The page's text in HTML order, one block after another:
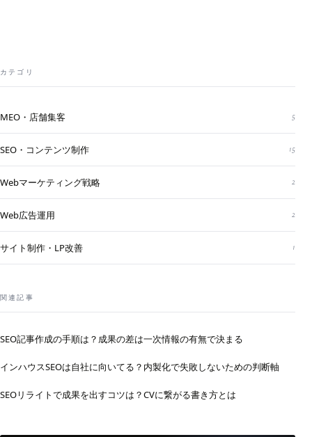
カテゴリ
MEO・店舗集客 5
SEO・コンテンツ制作 15
Webマーケティング戦略 2
Web広告運用 2
サイト制作・LP改善 1
関連記事
SEO記事作成の手順は？成果の差は一次情報の有無で決まる
インハウスSEOは自社に向いてる？内製化で失敗しないための判断軸
SEOリライトで成果を出すコツは？CVに繋がる書き方とは